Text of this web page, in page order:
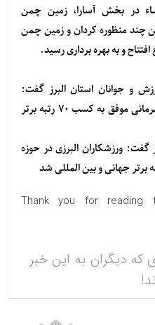
در بخش آسارا، زمین چمن
چند منظوره کردان و زمین چمن
و به بهره برداری رسید.
و جوانان استان البرز گفت:
ورزشکاران البرزی در حوزه ورزش قهرمانی موفق به کسب ۷۰ رتبه برتر
گفت: ورزشکاران البرزی در حوزه
Thank you for
که دیگران به این خبر